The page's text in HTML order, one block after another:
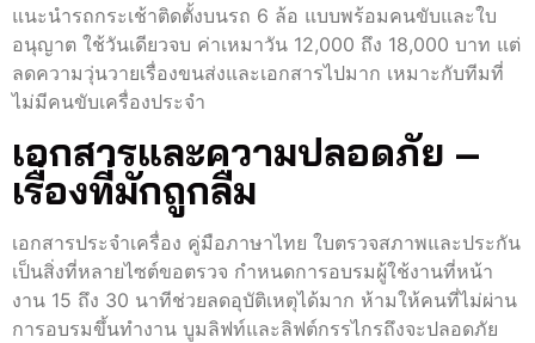
แนะนำรถกระเช้าติดตั้งบนรถ 6 ล้อ แบบพร้อมคนขับและใบ
อนุญาต ใช้วันเดียวจบ ค่าเหมาวัน 12,000 ถึง 18,000 บาท แต่
ลดความวุ่นวายเรื่องขนส่งและเอกสารไปมาก เหมาะกับทีมที่
ไม่มีคนขับเครื่องประจำ
เอกสารและความปลอดภัย –
เรื่องที่มักถูกลืม
เอกสารประจำเครื่อง คู่มือภาษาไทย ใบตรวจสภาพและประกัน
เป็นสิ่งที่หลายไซต์ขอตรวจ กำหนดการอบรมผู้ใช้งานที่หน้า
งาน 15 ถึง 30 นาทีช่วยลดอุบัติเหตุได้มาก ห้ามให้คนที่ไม่ผ่าน
การอบรมขึ้นทำงาน บูมลิฟท์และลิฟต์กรรไกรถึงจะปลอดภัย